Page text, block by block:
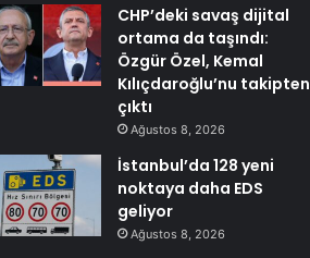
CHP’deki savaş dijital
ortama da taşındı:
Özgür Özel, Kemal
Kılıçdaroğlu’nu takipten
çıktı
Ağustos 8, 2026
İstanbul’da 128 yeni
noktaya daha EDS
geliyor
Ağustos 8, 2026